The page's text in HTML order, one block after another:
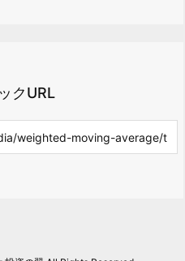
クURL